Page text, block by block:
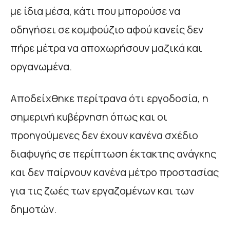
με ίδια μέσα, κάτι που μπορούσε να
οδηγήσει σε κομφούζιο αφού κανείς δεν
πήρε μέτρα να αποχωρήσουν μαζικά και
οργανωμένα.
Αποδείχθηκε περίτρανα ότι εργοδοσία, η
σημερινή κυβέρνηση όπως και οι
προηγούμενες δεν έχουν κανένα σχέδιο
διαφυγής σε περίπτωση έκτακτης ανάγκης
και δεν παίρνουν κανένα μέτρο προστασίας
για τις ζωές των εργαζομένων και των
δημοτών.